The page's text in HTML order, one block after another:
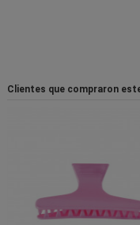
Clientes que compraron